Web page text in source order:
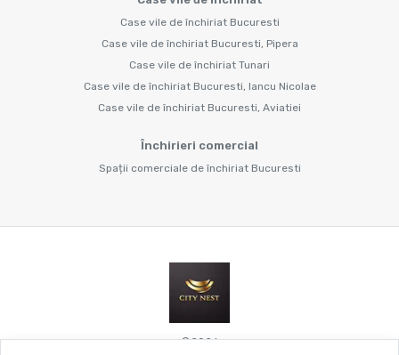
Case vile de închiriat Bucuresti
Case vile de închiriat Bucuresti, Pipera
Case vile de închiriat Tunari
Case vile de închiriat Bucuresti, Iancu Nicolae
Case vile de închiriat Bucuresti, Aviatiei
Închirieri comercial
Spații comerciale de închiriat Bucuresti
©2026